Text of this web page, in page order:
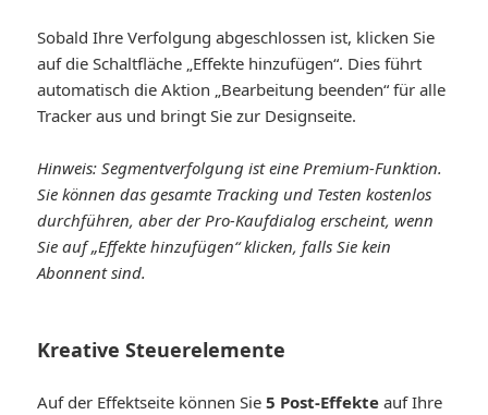
Sobald Ihre Verfolgung abgeschlossen ist, klicken Sie
auf die Schaltfläche „Effekte hinzufügen“. Dies führt
automatisch die Aktion „Bearbeitung beenden“ für alle
Tracker aus und bringt Sie zur Designseite.
Hinweis: Segmentverfolgung ist eine Premium-Funktion.
Sie können das gesamte Tracking und Testen kostenlos
durchführen, aber der Pro-Kaufdialog erscheint, wenn
Sie auf „Effekte hinzufügen“ klicken, falls Sie kein
Abonnent sind.
Kreative Steuerelemente
Auf der Effektseite können Sie5 Post-Effekte auf Ihre